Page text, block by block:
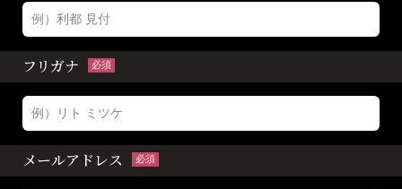
フリガナ 必須
メールアドレス 必須